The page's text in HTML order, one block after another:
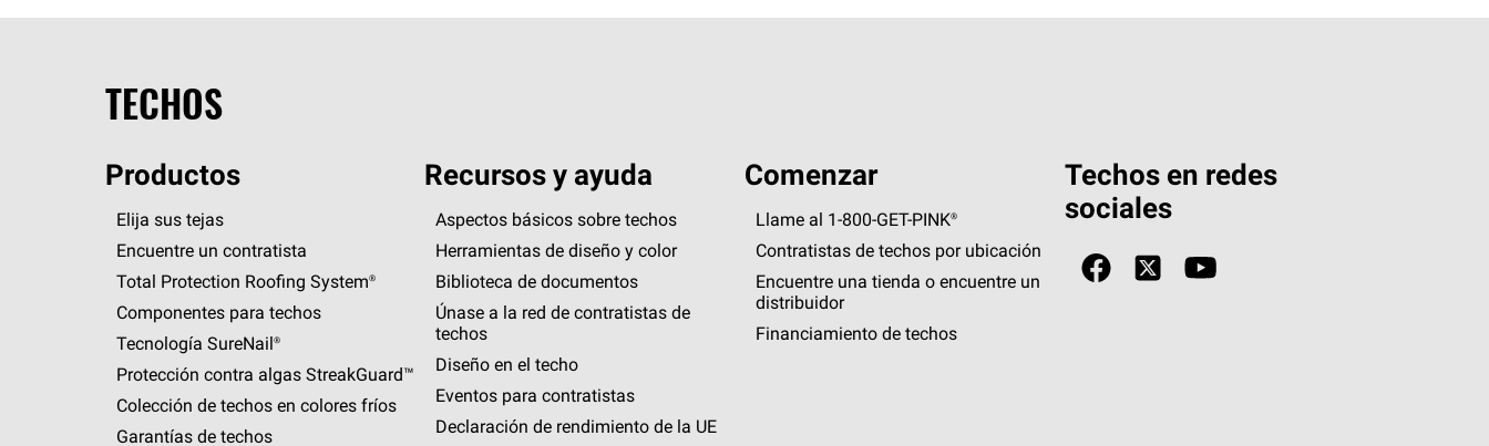
TECHOS
Productos
Elija sus tejas
Encuentre un contratista
Total Protection Roofing System®
Componentes para techos
Tecnología SureNail®
Protección contra algas StreakGuard™
Colección de techos en colores fríos
Garantías de techos
Recursos y ayuda
Aspectos básicos sobre techos
Herramientas de diseño y color
Biblioteca de documentos
Únase a la red de contratistas de
techos
Diseño en el techo
Eventos para contratistas
Declaración de rendimiento de la UE
Comenzar
Llame al 1-800-GET -PINK®
Contratistas de techos por ubicación
Encuentre una tienda o encuentre un
distribuidor
Financiamiento de techos
Techos en redes
sociales